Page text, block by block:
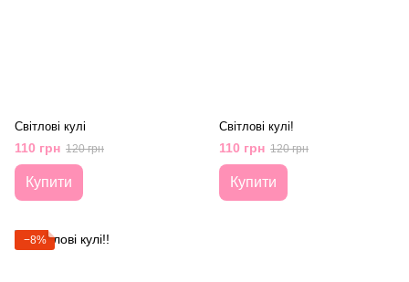
Світлові кулі
110 грн 120 грн
Купити
Світлові кулі!
110 грн 120 грн
Купити
−8%